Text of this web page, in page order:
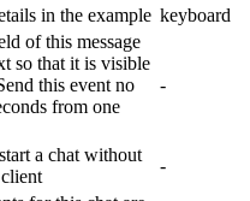
in the example keyboard
of this message
so that it is visible
this event no
from one
-
a chat without
-